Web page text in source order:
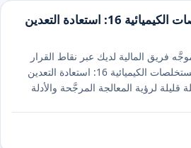
IAS 37 ورقم المستخلصات الكيميائية 16: استعادة التعدين
فريق المالية لديك عبر نقاط القرار
الرئيسية لـ IAS 37 ورقم المستخلصات الكيميائية 16: استعادة التعدين
لرؤية المعالجة المرجَّحة والأدلة